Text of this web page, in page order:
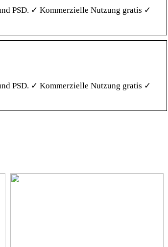
PSD. ✓ Kommerzielle Nutzung gratis ✓
PSD. ✓ Kommerzielle Nutzung gratis ✓